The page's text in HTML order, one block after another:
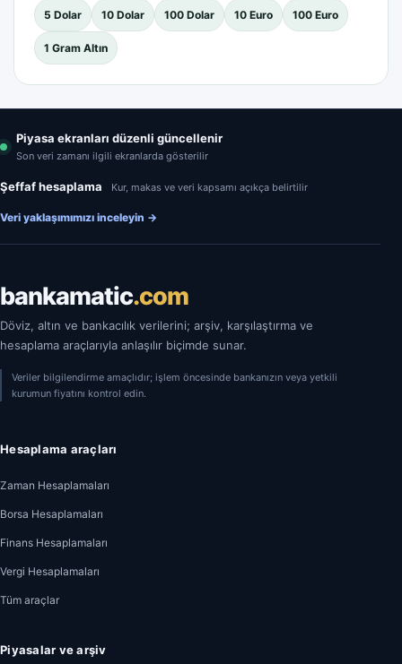
5 Dolar 10 Dolar 100 Dolar 10 Euro 100 Euro
1 Gram Altın
Piyasa ekranları düzenli güncellenir
Son veri zamanı ilgili ekranlarda gösterilir
Şeffaf hesaplama Kur, makas ve veri kapsamı açıkça belirtilir
Veri yaklaşımımızı inceleyin →
bankamatic.com
Döviz, altın ve bankacılık verilerini; arşiv, karşılaştırma ve
hesaplama araçlarıyla anlaşılır biçimde sunar.
Veriler bilgilendirme amaçlıdır; işlem öncesinde bankanızın veya yetkili
kurumun fiyatını kontrol edin.
Hesaplama araçları
Zaman Hesaplamaları
Borsa Hesaplamaları
Finans Hesaplamaları
Vergi Hesaplamaları
Tüm araçlar
Piyasalar ve arşiv